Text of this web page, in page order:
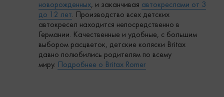
новорожденных, и заканчивая автокреслами от 3
до 12 лет. Производство всех детских
автокресел находится непосредственно в
Германии. Качественные и удобные, с большим
выбором расцветок, детские коляски Britax
давно полюбились родителям по всему
миру.
Подробнее о Britax Romer